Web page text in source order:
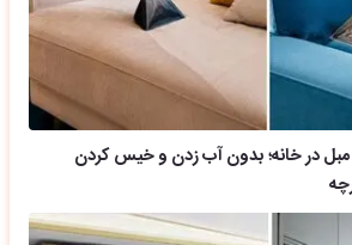
در خانه؛ بدون آب زدن و خیس کردن